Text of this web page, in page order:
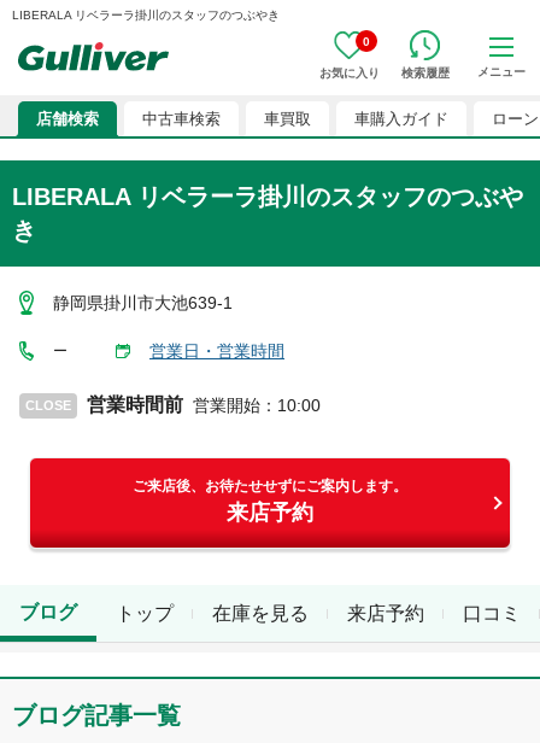
LIBERALA リベラーラ掛川のスタッフのつぶやき
0
お気に入り 検索履歴 メニュー
店舗検索 中古車検索 車買取 車購入ガイド ローン
LIBERALA リベラーラ掛川のスタッフのつぶや
き
静岡県掛川市大池639-1
ー 営業日・営業時間
CLOSE 営業時間前 営業開始 ： 10:00
ご来店後、お待たせせずにご案内します。
来店予約
トップ 在庫を見る 来店予約 口コミ
ブログ
ブログ記事一覧